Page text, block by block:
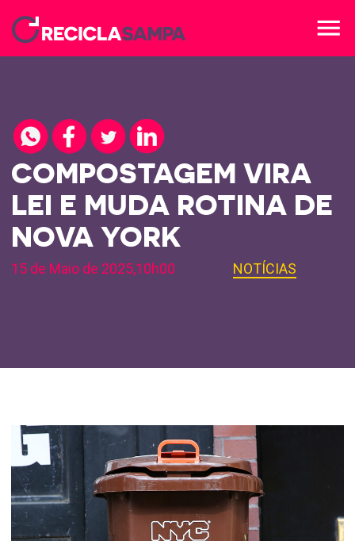
menu
COMPOSTAGEM VIRA
LEI E MUDA ROTINA DE
NOVA YORK
15 de Maio de 2025,10h00 NOTÍCIAS